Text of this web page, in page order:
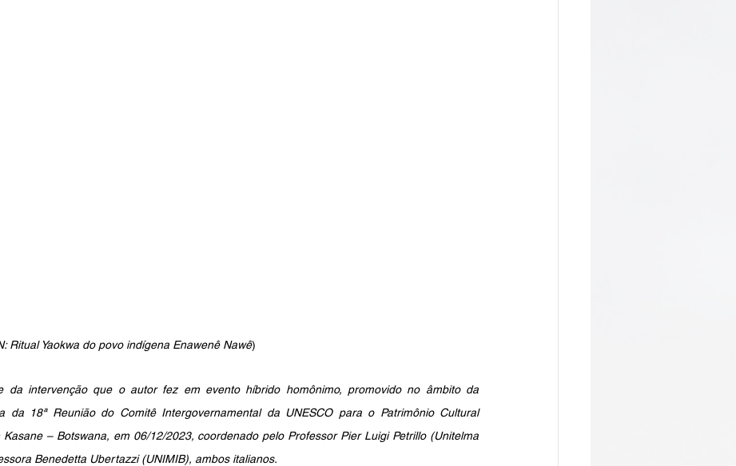
Ritual Yaokwa do povo indígena Enawenê Nawê)
da intervenção que o autor fez em evento híbrido homônimo, promovido no âmbito da
da 18ª Reunião do Comitê Intergovernamental da UNESCO para o Patrimônio Cultural
– Botswana, em 06/12/2023, coordenado pelo Professor Pier Luigi Petrillo (Unitelma
Benedetta Ubertazzi (UNIMIB), ambos italianos.